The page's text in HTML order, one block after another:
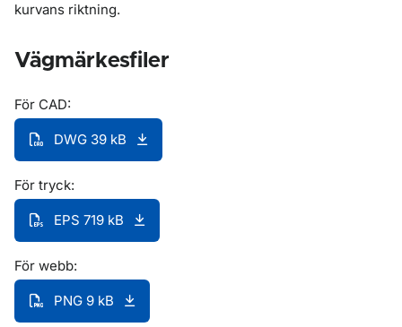
kurvans riktning.
Vägmärkesfiler
För CAD:
DWG 39 kB
För tryck:
EPS 719 kB
För webb:
PNG 9 kB